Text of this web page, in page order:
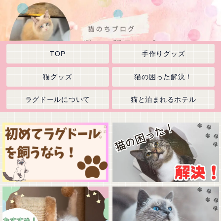
TOP 手作りグッズ
猫グッズ 猫の困った解決！
ラグドールについて 猫と泊まれるホテル